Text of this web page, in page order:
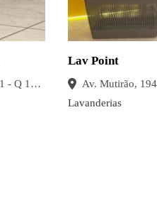
Sala 1 No Posto Shell - Av. Antônio Fidélis, 1131 - Q 155, L 01E - Parque Amazonia, Goiânia - GO, 74840-090, Brasil
Lav Point
Lavanderias